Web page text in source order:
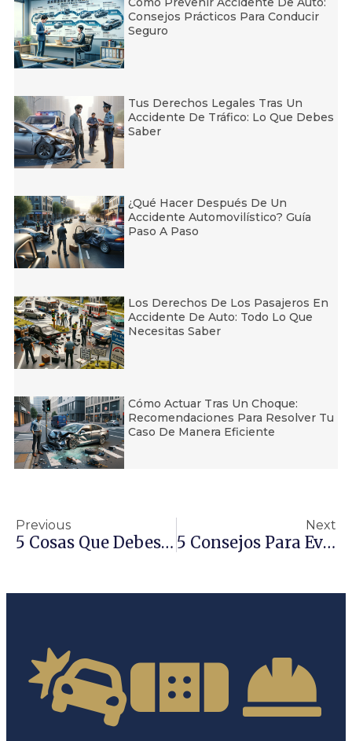
Consejos Prácticos Para Conducir
Seguro
Tus Derechos Legales Tras Un
Accidente De Tráfico: Lo Que Debes
Saber
¿Qué Hacer Después De Un
Accidente Automovilístico? Guía
Paso A Paso
Los Derechos De Los Pasajeros En
Accidente De Auto: Todo Lo Que
Necesitas Saber
Cómo Actuar Tras Un Choque:
Recomendaciones Para Resolver Tu
Caso De Manera Eficiente
Previous
5 Cosas Que Debes Saber Antes De Contratar A Un Abogado De Accidentes De Auto
Next
5 Consejos Para Evitar Un Accidente De Auto